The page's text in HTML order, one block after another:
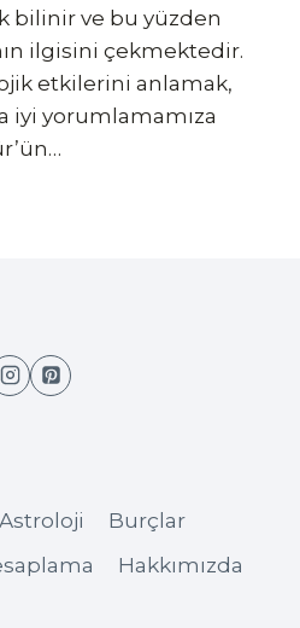
bilinir ve bu yüzden
ilgisini çekmektedir.
etkilerini anlamak,
iyi yorumlamamıza
Astroloji
Burçlar
Hakkımızda